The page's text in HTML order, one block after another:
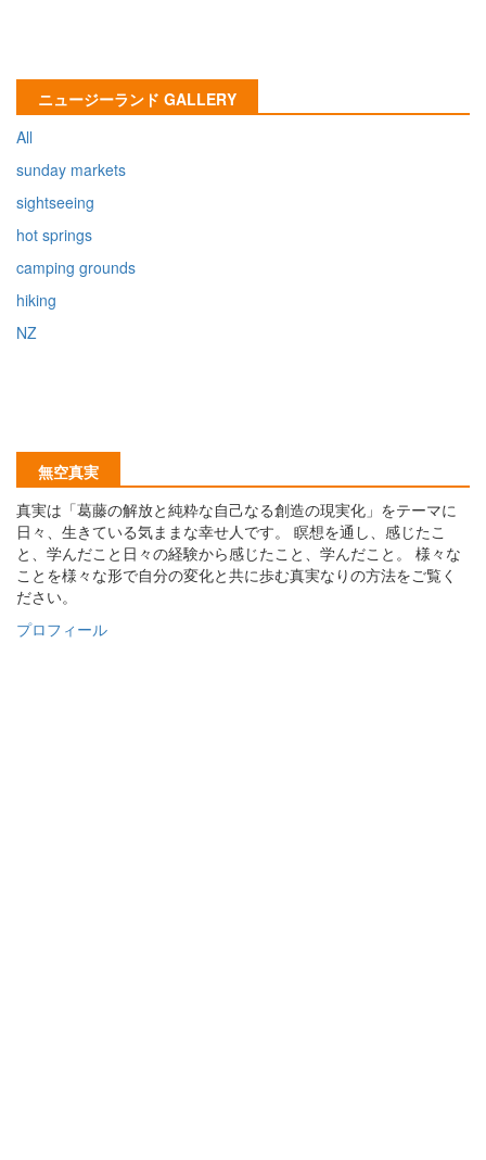
ニュージーランド GALLERY
All
sunday markets
sightseeing
hot springs
camping grounds
hiking
NZ
無空真実
真実は「葛藤の解放と純粋な自己なる創造の現実化」をテーマに
日々、生きている気ままな幸せ人です。 瞑想を通し、感じたこ
と、学んだこと日々の経験から感じたこと、学んだこと。 様々な
ことを様々な形で自分の変化と共に歩む真実なりの方法をご覧く
ださい。
プロフィール